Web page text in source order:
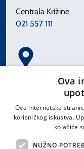
Centrala Križine
021 557 111
Spinčićeva 1, 21000
Ova
Ova internetska
korisničkog iskustva.
kolačiće
NUŽNO